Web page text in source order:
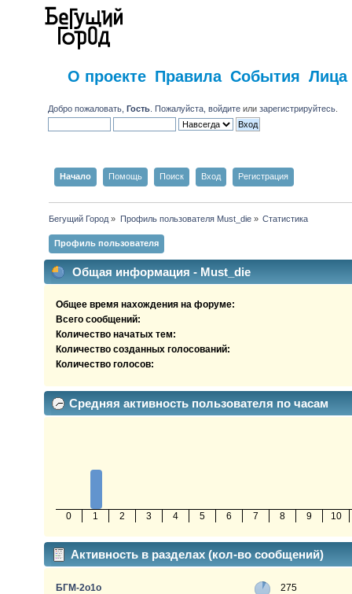
О проекте Правила События Лица
Добро пожаловать,Гость . Пожалуйста,войдите илизарегистрируйтесь
Начало Помощь Поиск Вход Регистрация
Бегущий Город » Профиль пользователя Must_die» Статистика
Профиль пользователя
Общая информация - Must_die
Общее время нахождения на форуме:
Всего сообщений:
Количество начатых тем:
Количество созданных голосований:
Количество голосов:
Средняя активность пользователя по часам
0 1 2 3 4 5 6 7 8 9 10
Активность в разделах (кол-во сообщений)
БГМ-2о1о
275